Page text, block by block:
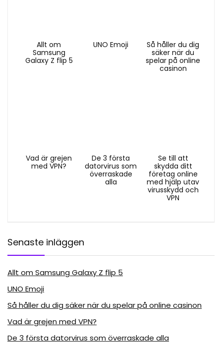
Allt om
Samsung
Galaxy Z flip 5
UNO Emoji
Så håller du dig
säker när du
spelar på online
casinon
Vad är grejen
med VPN?
De 3 första
datorvirus som
överraskade
alla
Se till att
skydda ditt
företag online
med hjälp utav
virusskydd och
VPN
Senaste inläggen
Allt om Samsung Galaxy Z flip 5
UNO Emoji
Så håller du dig säker när du spelar på online casinon
Vad är grejen med VPN?
De 3 första datorvirus som överraskade alla